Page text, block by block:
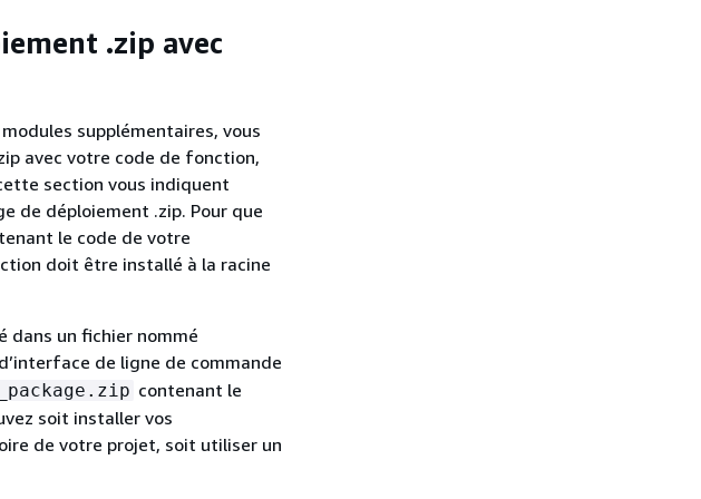
.zip avec
supplémentaires, vous
avec votre code de fonction,
section vous indiquent
de déploiement .zip. Pour que
le code de votre
doit être installé à la racine
dans un fichier nommé
de ligne de commande
contenant le
soit installer vos
de votre projet, soit utiliser un